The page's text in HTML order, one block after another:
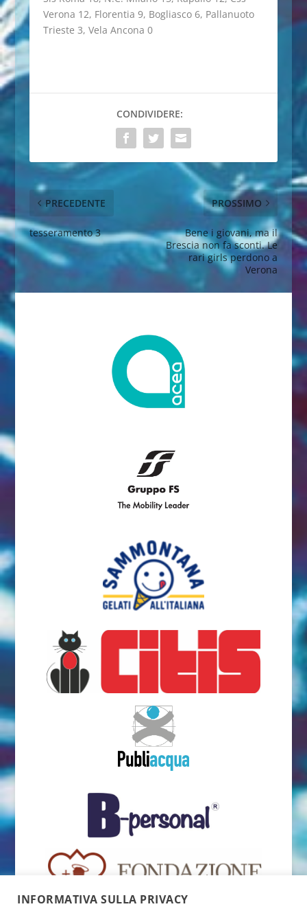
Verona 12, Florentia 9, Bogliasco 6, Pallanuoto
Trieste 3, Vela Ancona 0
CONDIVIDERE:
PRECEDENTE
tesseramento 3
PROSSIMO
Bene i giovani, ma il
Brescia non fa sconti. Le
rari girls perdono a
Verona
INFORMATIVA SULLA PRIVACY